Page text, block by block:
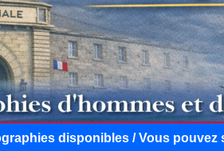
disponibles / Vous